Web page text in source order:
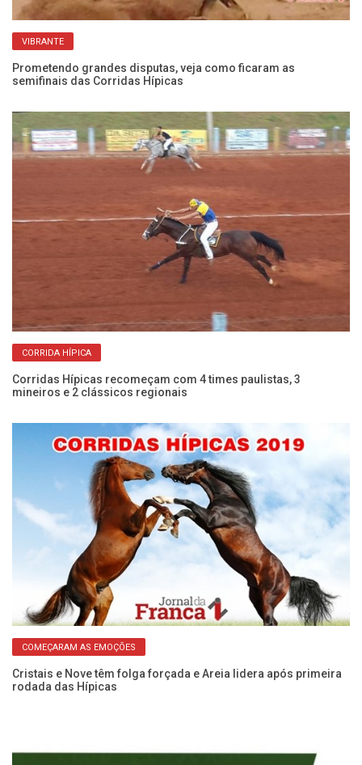
VIBRANTE
Prometendo grandes disputas, veja como ficaram as
semifinais das Corridas Hípicas
CORRIDA HÍPICA
Corridas Hípicas recomeçam com 4 times paulistas, 3
mineiros e 2 clássicos regionais
COMEÇARAM AS EMOÇÕES
Cristais e Nove têm folga forçada e Areia lidera após primeira
rodada das Hípicas